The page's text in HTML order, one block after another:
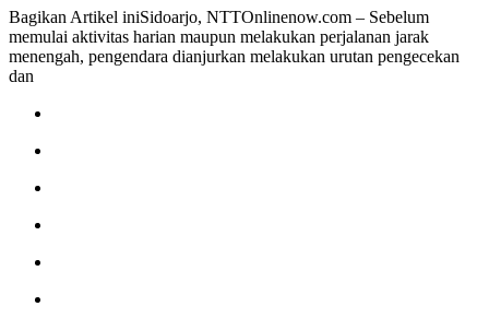
Bagikan Artikel iniSidoarjo, NTTOnlinenow.com – Sebelum
memulai aktivitas harian maupun melakukan perjalanan jarak
menengah, pengendara dianjurkan melakukan urutan pengecekan
dan